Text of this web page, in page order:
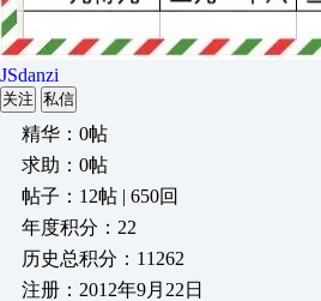
JSdanzi
关注 私信
精华：0帖
求助：0帖
帖子：12帖 | 650回
年度积分：22
历史总积分：11262
注册：2012年9月22日